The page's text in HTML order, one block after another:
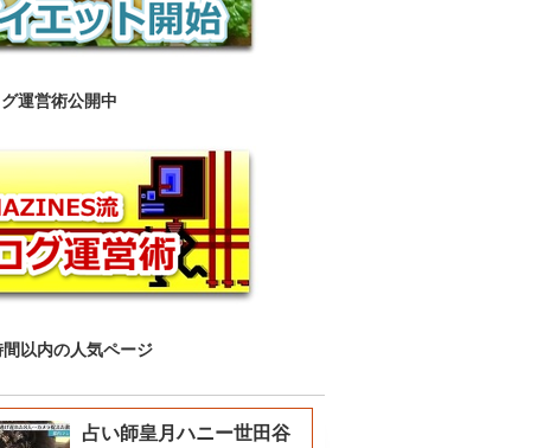
運営術公開中
以内の人気ページ
占い師皇月ハニー世田谷